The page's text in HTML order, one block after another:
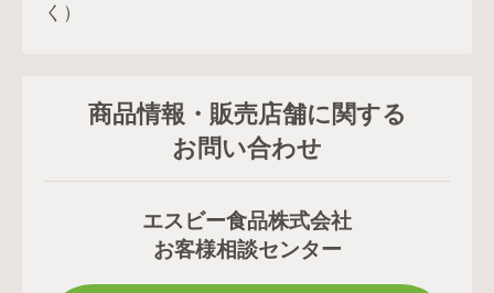
く）
商品情報・販売店舗に関する
お問い合わせ
エスビー食品株式会社
お客様相談センター